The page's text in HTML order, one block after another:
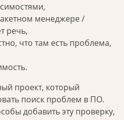
менеджере /
речь,
что там есть проблема,
проект, который
поиск проблем в ПО.
добавить эту проверку,